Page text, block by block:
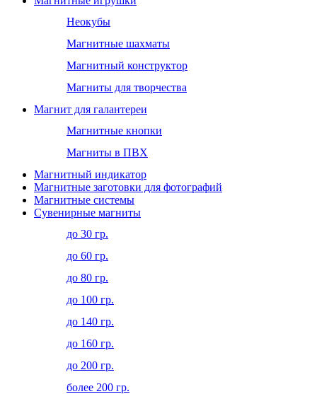
Неокубы
Магнитные шахматы
Магнитный конструктор
Магниты для творчества
Магнит для галантереи
Магнитные кнопки
Магниты в ПВХ
Магнитный индикатор
Магнитные заготовки для фотографий
Магнитные системы
Сувенирные магниты
до 30 гр.
до 60 гр.
до 80 гр.
до 100 гр.
до 140 гр.
до 160 гр.
до 200 гр.
более 200 гр.